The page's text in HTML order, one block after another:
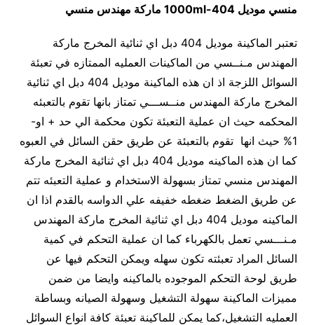
منسي موديل 404-1000ml ماركة مهندس منسي
تعتبر الماكينة موديل 404 دبل اي ثنائية المخرج ماركة
المهندس مـنــسي من الماكينات العمليه الممتازه في تعبئة
السوائل اللزجة اذ ان هذه الماكينة موديل 404 دبل اي ثنائية
المخرج ماركة المهندس منــســـي تمتاز بانها تقوم بالتعبئه
المحكمه حيث ان عملية التعبئة تكون محكمة الي حد + او-
1% حيث انها تقوم بالتعبئة عن طريق حقن السائل في العبوه
كما ان هذه الماكينه موديل 404 دبل اي ثنائية المخرج ماركة
المهندس منسي تمتاز بسهولة الاستخدام و عملية التعبئه تتم
عن طريق الضغط ضغطه خفيفه علي الدواسه بالقدم اذا ان
الماكينه موديل 404 دبل اي ثنائية المخرج ماركة المهندس
مـنـــسي تعمل بالكهرباء كما ان عملية التحكم في كمية
السائل المراد تعبئته تكون سهله ويمكن التحكم فيها عن
طريق لوحة التحكم الموجوده بالماكينه وايضا من ضمن
مميزات الماكينة سهولة التشغيل وسهولة الصيانه وبساطة
العمليه التشغيل،كما يمكن للماكينة تعبئة كافة انواع السوائل